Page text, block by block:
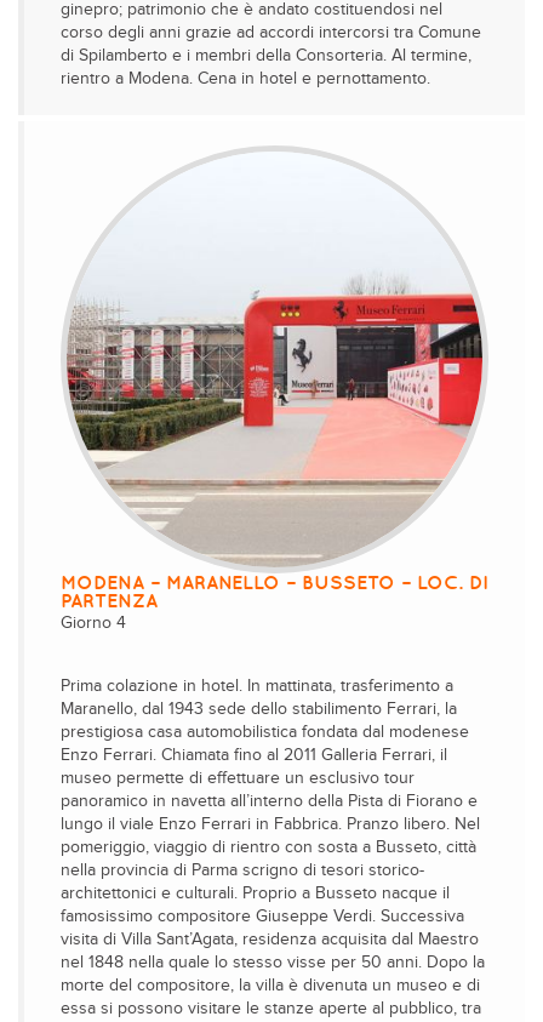
ginepro; patrimonio che è andato costituendosi nel
corso degli anni grazie ad accordi intercorsi tra Comune
di Spilamberto e i membri della Consorteria. Al termine,
rientro a Modena. Cena in hotel e pernottamento.
MODENA – MARANELLO – BUSSETO – LOC. DI
PARTENZA
Giorno 4
Prima colazione in hotel. In mattinata, trasferimento a
Maranello, dal 1943 sede dello stabilimento Ferrari, la
prestigiosa casa automobilistica fondata dal modenese
Enzo Ferrari. Chiamata fino al 2011 Galleria Ferrari, il
museo permette di effettuare un esclusivo tour
panoramico in navetta all’interno della Pista di Fiorano e
lungo il viale Enzo Ferrari in Fabbrica. Pranzo libero. Nel
pomeriggio, viaggio di rientro con sosta a Busseto, città
nella provincia di Parma scrigno di tesori storico-
architettonici e culturali. Proprio a Busseto nacque il
famosissimo compositore Giuseppe Verdi. Successiva
visita di Villa Sant’Agata, residenza acquisita dal Maestro
nel 1848 nella quale lo stesso visse per 50 anni. Dopo la
morte del compositore, la villa è divenuta un museo e di
essa si possono visitare le stanze aperte al pubblico, tra